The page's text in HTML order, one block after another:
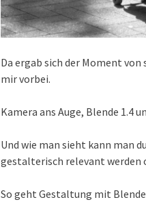
Da ergab sich der Moment
mir vorbei.
Kamera ans Auge, Blende 1.4
Und wie man sieht kann man
gestalterisch relevant werden
So geht Gestaltung mit